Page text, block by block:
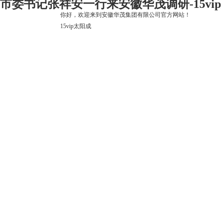
市委书记张祥安一行来安徽华茂调研-
你好，欢迎来到安徽华茂集团有限公司官方网站！
15vip太阳成